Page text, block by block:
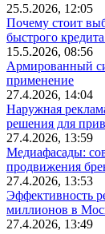
25.5.2026, 12:05
Почему стоит
быстрого
15.5.2026, 08:56
Армированный
применение
27.4.2026, 14:04
Наружная
решения для
27.4.2026, 13:59
Медиафасады:
продвижения
27.4.2026, 13:53
Эффективность
миллионов в
27.4.2026, 13:49